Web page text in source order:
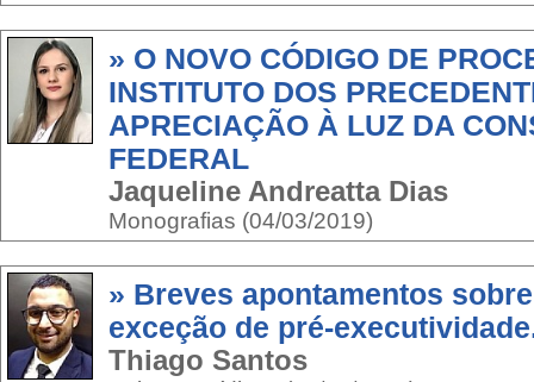
» O NOVO CÓDIGO DE
INSTITUTO DOS
APRECIAÇÃO À LUZ DA
FEDERAL
Jaqueline Andreatta Dias
Monografias (04/03/2019)
» Breves apontamentos
exceção de pré-
Thiago Santos